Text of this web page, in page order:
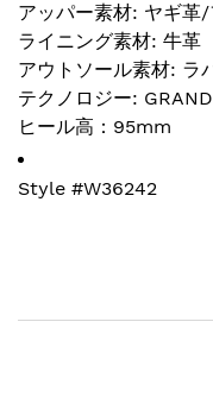
アッパー素材: ヤギ革/
ライニング素材: 牛革
アウトソール素材: ラ
テクノロジー:
ヒール高：95mm
Style #W36242